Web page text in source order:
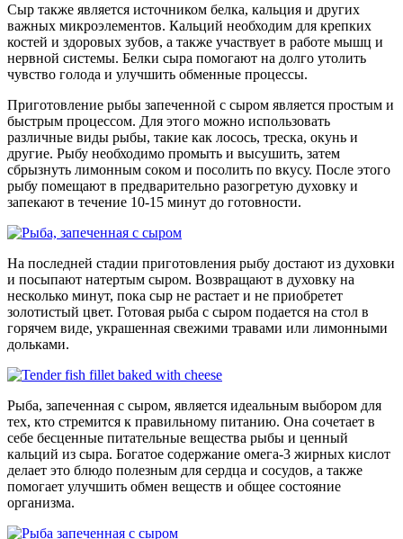
Сыр также является источником белка, кальция и других
важных микроэлементов. Кальций необходим для крепких
костей и здоровых зубов, а также участвует в работе мышц и
нервной системы. Белки сыра помогают на долго утолить
чувство голода и улучшить обменные процессы.
Приготовление рыбы запеченной с сыром является простым и
быстрым процессом. Для этого можно использовать
различные виды рыбы, такие как лосось, треска, окунь и
другие. Рыбу необходимо промыть и высушить, затем
сбрызнуть лимонным соком и посолить по вкусу. После этого
рыбу помещают в предварительно разогретую духовку и
запекают в течение 10-15 минут до готовности.
На последней стадии приготовления рыбу достают из духовки
и посыпают натертым сыром. Возвращают в духовку на
несколько минут, пока сыр не растает и не приобретет
золотистый цвет. Готовая рыба с сыром подается на стол в
горячем виде, украшенная свежими травами или лимонными
дольками.
Рыба, запеченная с сыром, является идеальным выбором для
тех, кто стремится к правильному питанию. Она сочетает в
себе бесценные питательные вещества рыбы и ценный
кальций из сыра. Богатое содержание омега-3 жирных кислот
делает это блюдо полезным для сердца и сосудов, а также
помогает улучшить обмен веществ и общее состояние
организма.